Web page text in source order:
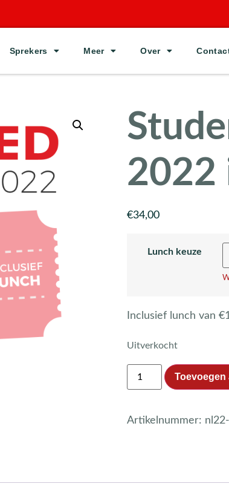
Sprekers Meer Over
2022
€34,00
Lunch keuze
Inclusief lunch van
Uitverkocht
Toevoegen
Artikelnummer: